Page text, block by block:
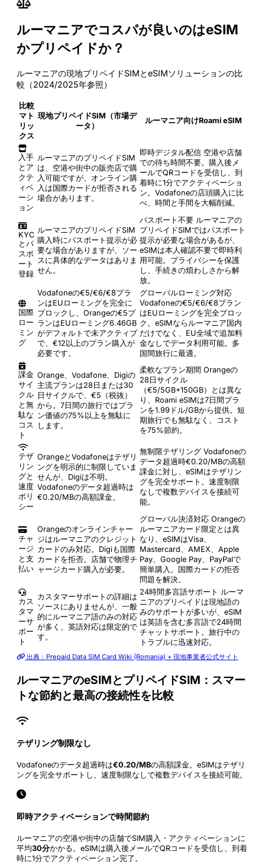
ルーマニアでコスパが良いのはeSIM
かプリペイドか？
ルーマニアの現地プリペイドSIMとeSIMソリューションの比
較（2024/2025年参照）
比較
マト
リッ
クス
現地プリペイドSIM（市場デ
ータ）
ルーマニア向けRoami eSIM
入手
とア
クテ
ィベ
ーシ
ョン
ルーマニアのプリペイドSIM
は、空港や街中の販売店で購
入可能ですが、オンライン購
入は国際カードが拒否される
場合があります。
即時デジタル配信 空港や店舗
での待ち時間不要。購入後メ
ールでQRコードを受信し、到
着時に1分でアクティベーショ
ン。Vodafoneの店頭購入に比
べ、時間と手間を大幅削減。
KYC
とパ
スポ
ート
登録
ルーマニアのプリペイドSIM
購入時にパスポート提示が必
要な場合がありますが、ソー
スに具体的なデータはありま
せん。
パスポート不要 ルーマニアの
プリペイドSIMではパスポート
提示が必要な場合があるが、
eSIMは本人確認不要で即時利
用可能。プライバシーを保護
し、手続きの煩わしさから解
放。
国際
ロー
ミン
グ
Vodafoneの€5/€6/€8プラ
ンはEUローミングを完全に
ブロックし、Orangeの€5プ
ランはEUローミング6.46GB
がデフォルトで未アクティブ
で、€12以上のプラン購入が
必要です。
グローバルローミング対応
Vodafoneの€5/€6/€8プラン
はEUローミングを完全ブロッ
ク。eSIMならルーマニア国内
だけでなく、EU全域で追加料
金なしでデータ利用可能。多
国間旅行に最適。
課金
サイ
クル
と無
駄な
コス
ト
Orange、Vodafone、Digiの
主流プランは28日または30
日サイクルで、€5（税抜）
から。7日間の旅行ではプラ
ン価値の75%以上を無駄に
します。
柔軟なプラン期間 Orangeの
28日サイクル
（€5/5GB+150GB）とは異な
り、Roami eSIMは7日間プラ
ンを1.99ドル/GBから提供。短
期旅行でも無駄なく、コスト
を75%節約。
テザ
リン
グと
速度
ポリ
シー
OrangeとVodafoneはテザリ
ングを明示的に制限していま
せんが、Digiは不明。
Vodafoneのデータ超過時は
€0.20/MBの高額課金。
無制限テザリング Vodafoneの
データ超過時€0.20/MBの高額
課金に対し、eSIMはテザリン
グを完全サポート。速度制限
なしで複数デバイスを接続可
能。
チャ
ージ
と支
払い
Orangeのオンラインチャー
ジはルーマニアのクレジット
カードのみ対応。Digiも国際
カードを拒否。店舗で物理チ
ャージカード購入が必要。
グローバル決済対応 Orangeの
ルーマニアカード限定とは異
なり、eSIMはVisa、
Mastercard、AMEX、Apple
Pay、Google Pay、PayPalで
簡単購入。国際カードの拒否
問題を解決。
カス
タマ
ーサ
ポー
ト
カスタマーサポートの詳細は
ソースにありませんが、一般
的にルーマニア語のみの対応
が多く、英語対応は限定的で
す。
24時間多言語サポート ルーマ
ニアのプリペイドは現地語の
みのサポートが多いが、eSIM
は英語を含む多言語で24時間
チャットサポート。旅行中の
トラブルに迅速対応。
出典：Prepaid Data SIM Card Wiki (Romania) + 現地事業者公式サイト
ルーマニアのeSIMとプリペイドSIM：スマー
トな節約と最高の接続性を比較
テザリング制限なし
Vodafoneのデータ超過時は€0.20/MBの高額課金。eSIMはテザリ
ングを完全サポートし、速度制限なしで複数デバイスを接続可能。
即時アクティベーションで時間節約
ルーマニアの空港や街中の店舗でSIM購入・アクティベーションに
平均30分かかる。eSIMは購入後メールでQRコードを受信し、到着
時に1分でアクティベーション完了。